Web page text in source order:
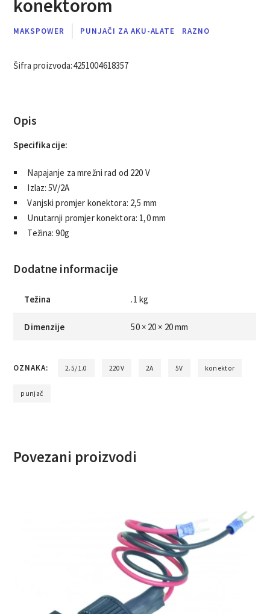
konektorom
MAKSPOWER PUNJAČI ZA AKU-ALATE RAZNO
Šifra proizvoda:4251004618357
Opis
Specifikacije:
Napajanje za mrežni rad od 220 V
Izlaz: 5V/2A
Vanjski promjer konektora: 2,5 mm
Unutarnji promjer konektora: 1,0 mm
Težina: 90g
Dodatne informacije
Težina .1 kg
Dimenzije 50 × 20 × 20 mm
OZNAKA: 2.5/1.0 220V 2A 5V konektor
punjač
Povezani proizvodi